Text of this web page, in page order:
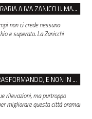
VENTASSO, SÌ ALLA CITTADINANZA ONORARIA A IVA ZANICCHI. MA BARGIACCHI: “È DI PESSIMO GUSTO”
non ci crede nessuno
e superato. La Zanicchi
IL CENTRO STORICO DI REGGIO SI STA TRASFORMANDO, E NON IN MEGLIO
rilevazioni, ma purtroppo
migliorare questa città oramai